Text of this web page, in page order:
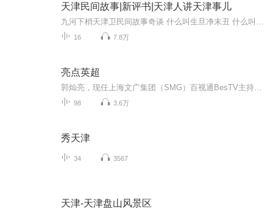
天津民间故事|新评书|天津人讲天津事儿
16 7.8万
亮点英超
98 3.6万
秀天津
34 3567
天津-天津盘山风景区